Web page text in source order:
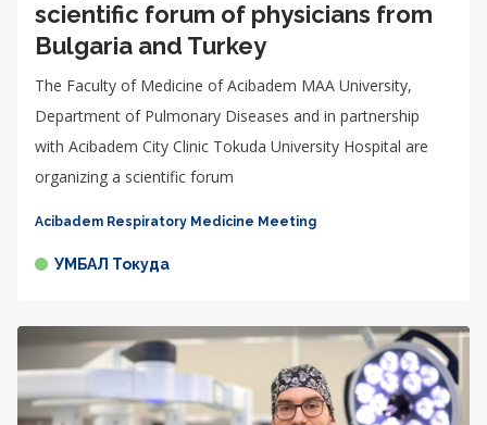
scientific forum of physicians from
Bulgaria and Turkey
The Faculty of Medicine of Acibadem MAA University,
Department of Pulmonary Diseases and in partnership
with Acibadem City Clinic Tokuda University Hospital are
organizing a scientific forum
Acibadem Respiratory Medicine Meeting
УМБАЛ Токуда